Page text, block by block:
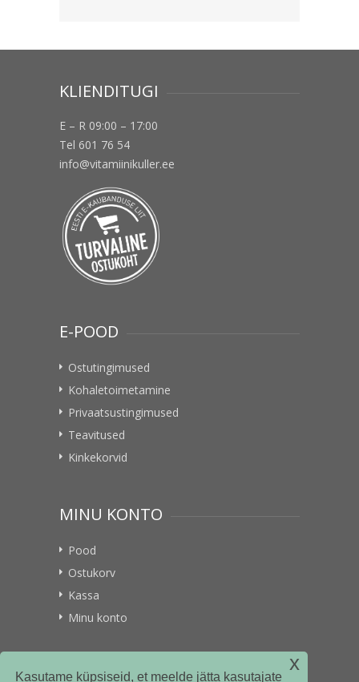
Kasutame küpsiseid, et meelde jätta kasutajate
x
KLIENDITUGI
E – R 09:00 – 17:00
Tel 601 76 54
info@vitamiinikuller.ee
E-POOD
Ostutingimused
Kohaletoimetamine
Privaatsustingimused
Teavitused
Kinkekorvid
MINU KONTO
Pood
Ostukorv
Kassa
Minu konto
VITAMIINIKULLER.EE